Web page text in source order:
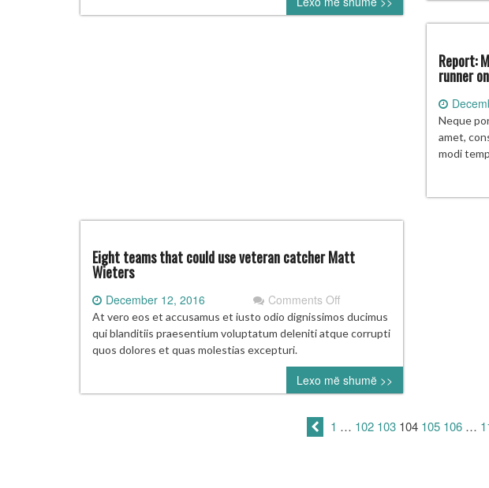
question
for
Report:
runner
Neque
amet,
modi
Eight teams that could use veteran catcher Matt
Wieters
December 12, 2016 Comments Offon
Eight
teams
could
use
veteran
Matt
At vero eos et accusamus et iusto odio dignissimos ducimus
qui blanditiis praesentium voluptatum deleniti atque corrupti
quos dolores et quas molestias excepturi.
Lexo më shumë >>
1 … 102 103 104 105 106 …